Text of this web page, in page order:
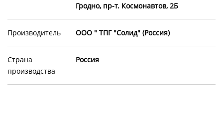
Гродно, пр-т. Космонавтов, 2Б
Производитель ООО " ТПГ "Солид" (Россия)
Страна
производства
Россия